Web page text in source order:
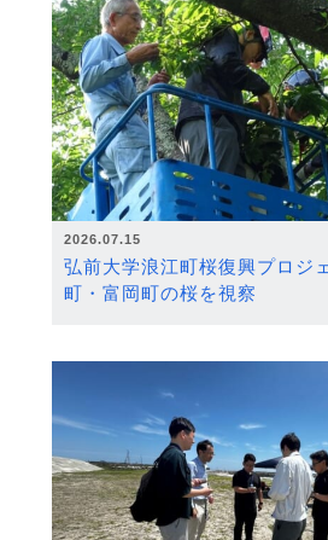
2026.07.15
弘前大学浪江町桜復興プロ
町・富岡町の桜を視察